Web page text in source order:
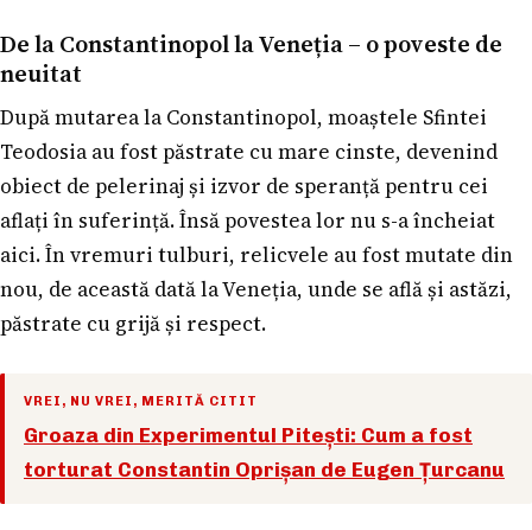
De la Constantinopol la Veneția – o poveste de
neuitat
După mutarea la Constantinopol, moaștele Sfintei
Teodosia au fost păstrate cu mare cinste, devenind
obiect de pelerinaj și izvor de speranță pentru cei
aflați în suferință. Însă povestea lor nu s-a încheiat
aici. În vremuri tulburi, relicvele au fost mutate din
nou, de această dată la Veneția, unde se află și astăzi,
păstrate cu grijă și respect.
VREI, NU VREI, MERITĂ CITIT
Groaza din Experimentul Pitești: Cum a fost
torturat Constantin Oprișan de Eugen Țurcanu